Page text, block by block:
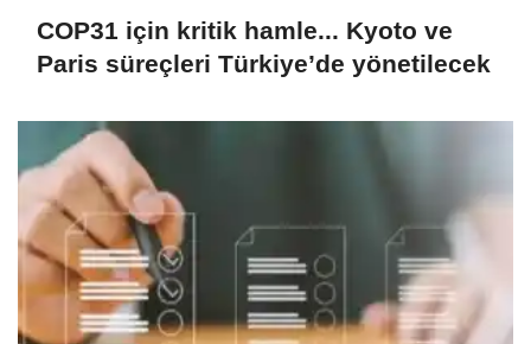
COP31 için kritik hamle... Kyoto ve
Paris süreçleri Türkiye’de yönetilecek